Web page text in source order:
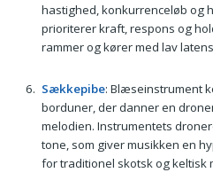
hastighed, konkurrenceløb og
prioriterer kraft, respons og
rammer og kører med lav
Sækkepibe: Blæseinstrument
borduner, der danner en
melodien. Instrumentets
tone, som giver musikken en
for traditionel skotsk og keltisk